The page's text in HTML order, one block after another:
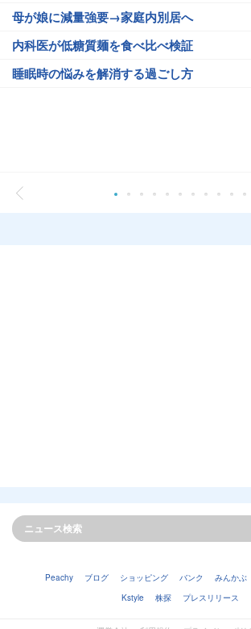
母が娘に減量強要→家庭内別居へ
内科医が低糖質麺を食べ比べ検証
睡眠時の悩みを解消する過ごし方
Peachy ブログ ショッピング バンク みんかぶ
Kstyle
株探 プレスリリース